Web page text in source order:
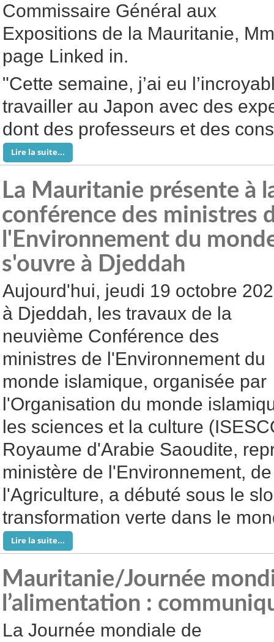
Commissaire Général aux
Expositions de la Mauritanie,
page Linked in.
"Cette semaine, j’ai eu
travailler au Japon avec des
dont des professeurs et des
Lire la suite...
La Mauritanie présente à
conférence des ministres
l'Environnement du
s'ouvre à Djeddah
Aujourd'hui, jeudi 19 octobre
à Djeddah, les travaux de la
neuvième Conférence des
ministres de l'Environnement du
monde islamique, organisée par
l'Organisation du monde
les sciences et la culture
Royaume d'Arabie Saoudite,
ministère de l'Environnement,
l'Agriculture, a débuté sous le
transformation verte dans le
Lire la suite...
Mauritanie/Journée
l’alimentation :
La Journée mondiale de